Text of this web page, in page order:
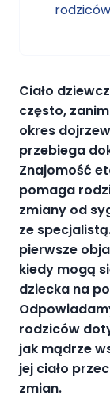
Ciało
często,
okres
przebiega
Znajomość
pomaga
zmiany od
ze
pierwsze
kiedy mogą
dziecka na
rodziców
jak mądrze
jej ciało
zmian.